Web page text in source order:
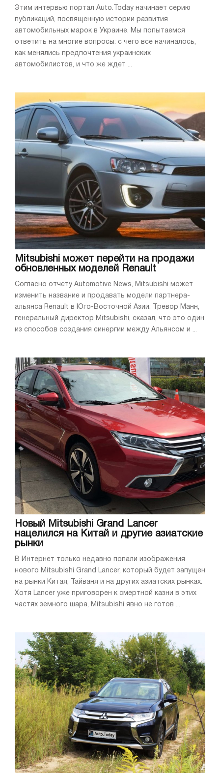
Этим интервью портал Auto.Today начинает серию
публикаций, посвященную истории развития
автомобильных марок в Украине. Мы попытаемся
ответить на многие вопросы: с чего все начиналось,
как менялись предпочтения украинских
автомобилистов, и что же ждет ...
Mitsubishi может перейти на продажи
обновленных моделей Renault
Согласно отчету Automotive News, Mitsubishi может
изменить название и продавать модели партнера-
альянса Renault в Юго-Восточной Азии. Тревор Манн,
генеральный директор Mitsubishi, сказал, что это один
из способов создания синергии между Альянсом и ...
Новый Mitsubishi Grand Lancer
нацелился на Китай и другие азиатские
рынки
В Интернет только недавно попали изображения
нового Mitsubishi Grand Lancer, который будет запущен
на рынки Китая, Тайваня и на других азиатских рынках.
Хотя Lancer уже приговорен к смертной казни в этих
частях земного шара, Mitsubishi явно не готов ...